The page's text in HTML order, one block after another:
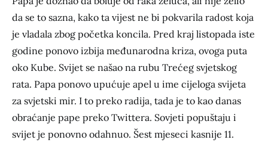
da se to sazna, kako ta vijest ne bi pokvarila radost koja
je vladala zbog početka koncila. Pred kraj listopada iste
godine ponovo izbija međunarodna kriza, ovoga puta
oko Kube. Svijet se našao na rubu Trećeg svjetskog
rata. Papa ponovo upućuje apel u ime cijeloga svijeta
za svjetski mir. I to preko radija, tada je to kao danas
obraćanje pape preko Twittera. Sovjeti popuštaju i
svijet je ponovno odahnuo. Šest mjeseci kasnije 11.